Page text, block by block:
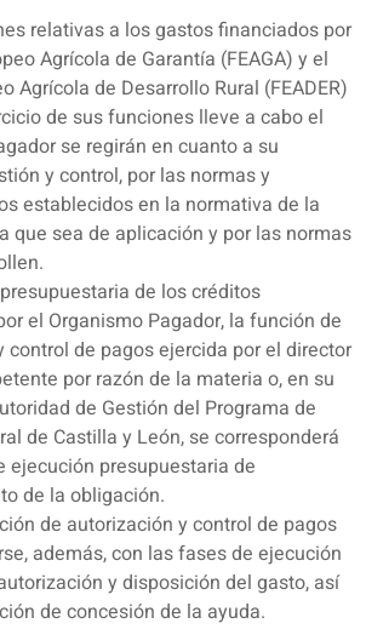
relativas a los gastos financiados por
Agrícola de Garantía (FEAGA) y el
Agrícola de Desarrollo Rural (FEADER)
de sus funciones lleve a cabo el
se regirán en cuanto a su
y control, por las normas y
establecidos en la normativa de la
que sea de aplicación y por las normas
de los créditos
el Organismo Pagador, la función de
control de pagos ejercida por el director
por razón de la materia o, en su
de Gestión del Programa de
de Castilla y León, se corresponderá
ejecución presupuestaria de
de la obligación.
de autorización y control de pagos
además, con las fases de ejecución
y disposición del gasto, así
de concesión de la ayuda.